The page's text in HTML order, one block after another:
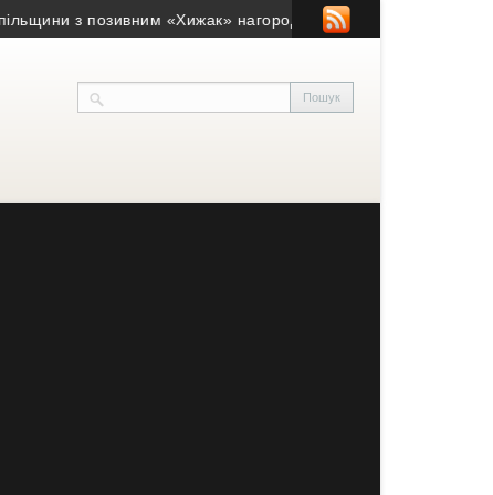
з позивним «Хижак» нагороджений «Хрестом доблесті»